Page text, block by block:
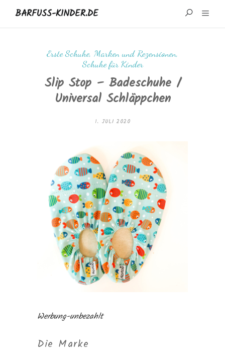
BARFUSS-KINDER.DE
WISSENSWERTES
MARKEN UND REZENSIONEN
Erste Schuhe, Marken und Rezensionen,
Schuhe für Kinder
Slip Stop – Badeschuhe /
Universal Schläppchen
1. JULI 2020
Werbung-unbezahlt
Die Marke